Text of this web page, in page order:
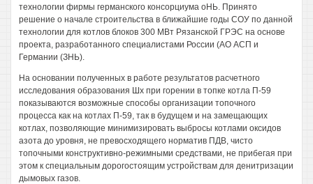
технологии фирмы германского консорциума оНЬ. Принято
решение о начале строительства в ближайшие годы СОУ по данной
технологии для котлов блоков 300 МВт Рязанской ГРЭС на основе
проекта, разработанного специалистами России (АО АСП и
Германии (ЗНЬ).
На основании полученных в работе результатов расчетного
исследования образования Шх при горении в топке котла П-59
показываются возможные способы организации топочного
процесса как на котлах П-59, так в будущем и на замещающих
котлах, позволяющие минимизировать выбросы котлами оксидов
азота до уровня, не превосходящего норматив ПДВ, чисто
топочными конструктивно-режимными средствами, не прибегая при
этом к специальным дорогостоящим устройствам для денитризации
дымовых газов.